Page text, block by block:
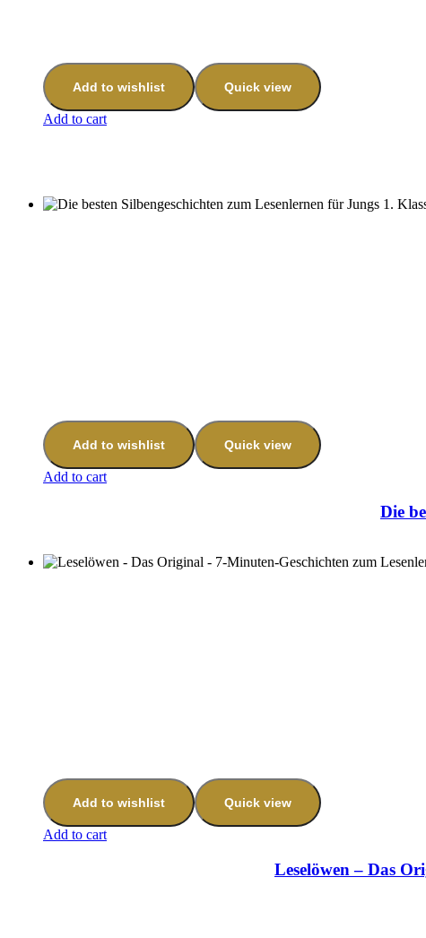
Add to wishlist Quick view
Add to cart
Add to wishlist Quick view
Add to cart
Die
Add to wishlist Quick view
Add to cart
Leselöwen – Das